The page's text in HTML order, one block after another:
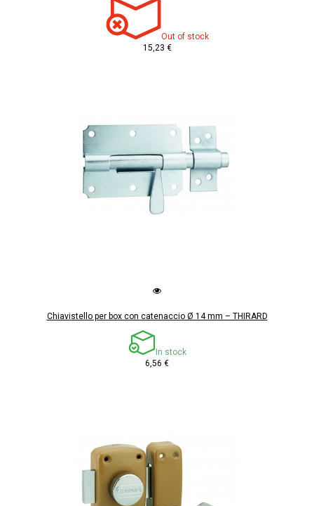
Out of stock
15,23 €
Chiavistello per box con catenaccio Ø 14 mm – THIRARD
In stock
6,56 €